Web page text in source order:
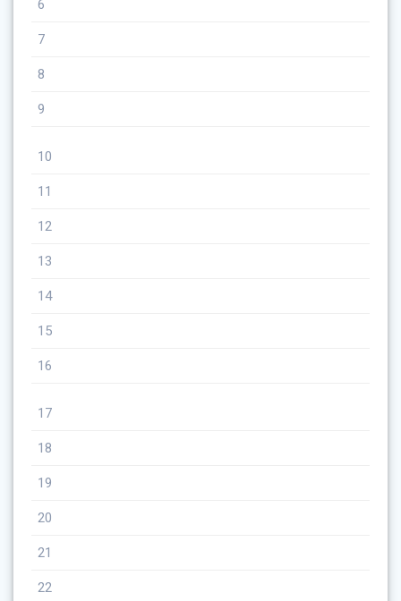
6
7
8
9
10
11
12
13
14
15
16
17
18
19
20
21
22